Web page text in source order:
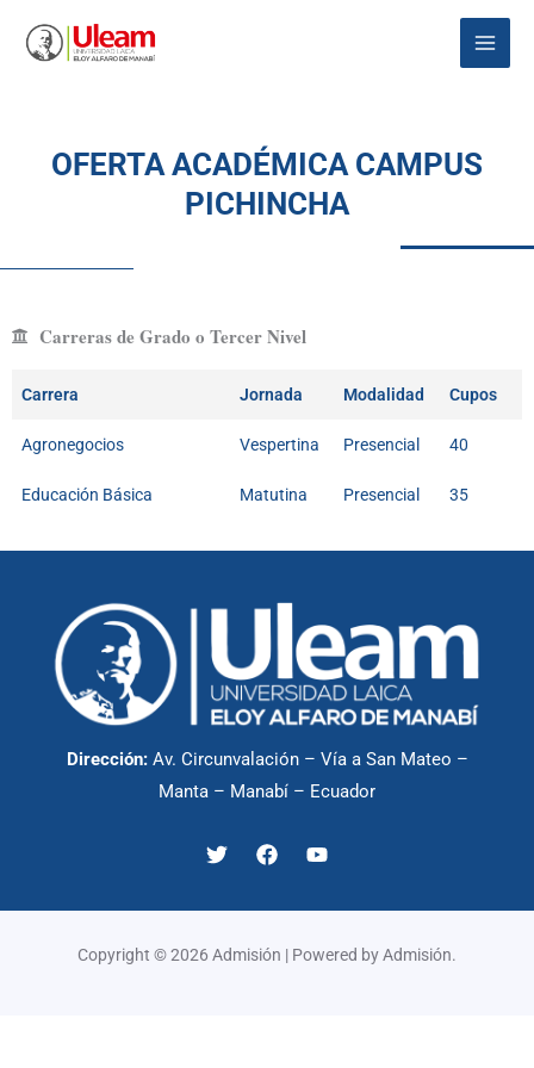
Main
Menu
OFERTA ACADÉMICA CAMPUS
PICHINCHA
Carreras de Grado o Tercer Nivel
Carrera Jornada Modalidad Cupos
Agronegocios Vespertina Presencial 40
Educación Básica Matutina Presencial 35
Dirección:Av. Circunvalación – Vía a San Mateo –
Manta – Manabí – Ecuador
Copyright © 2026 Admisión | Powered by Admisión.